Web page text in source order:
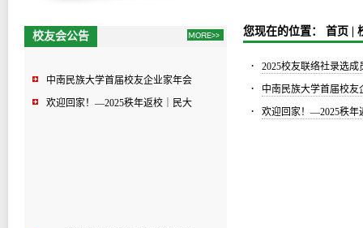
校友会公告
中南民族大学首届校友企业家年会
欢迎回家！—2025秩年返校｜民大
您现在的位置： 首页
· 2025校友联络社录选成
· 中南民族大学首届校
· 欢迎回家！—2025秩